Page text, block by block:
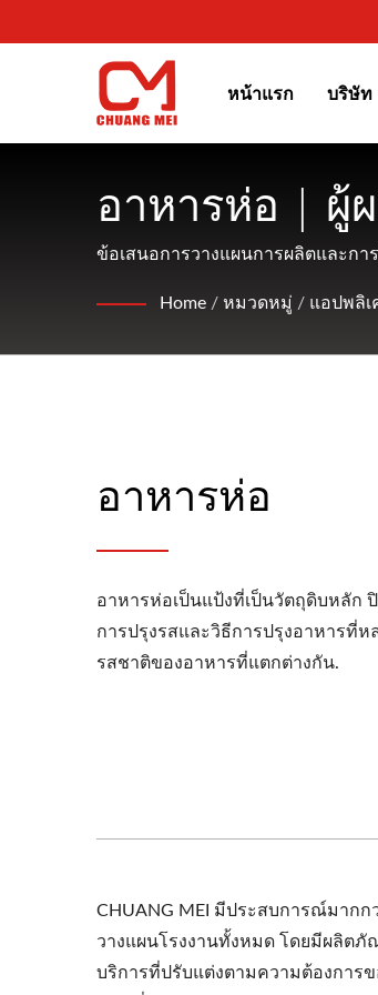
หน้าแรก บริษัท
อาหารห่อ | ผู้
อาหารมากว่า
ข้อเสนอการวางแผนการผลิตและกา
Home / หมวดหมู่ / แอปพลิ
อาหารห่อ
อาหารห่อเป็นแป้งที่เป็นวัตถุดิบหลัก
การปรุงรสและวิธีการปรุงอาหารที่ห
รสชาติของอาหารที่แตกต่างกัน.
CHUANG MEI มีประสบการณ์มากก
วางแผนโรงงานทั้งหมด โดยมีผลิตภั
บริการที่ปรับแต่งตามความต้องการ